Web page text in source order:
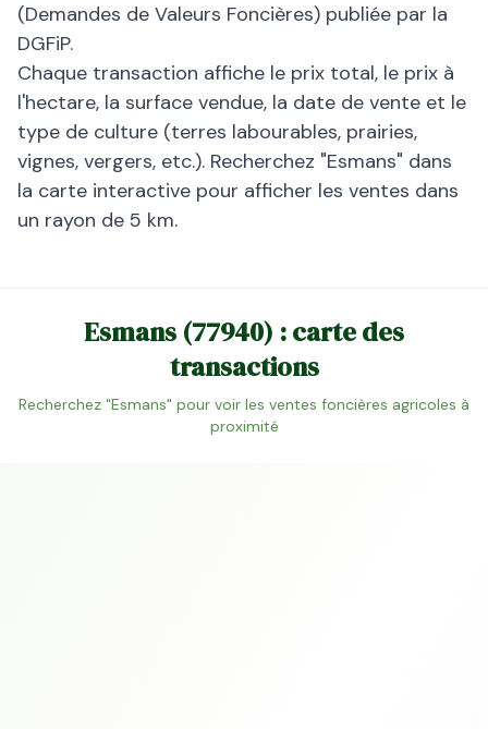
(Demandes de Valeurs Foncières) publiée par la
DGFiP.
Chaque transaction affiche le prix total, le prix à
l'hectare, la surface vendue, la date de vente et le
type de culture (terres labourables, prairies,
vignes, vergers, etc.). Recherchez "Esmans" dans
la carte interactive pour afficher les ventes dans
un rayon de 5 km.
Esmans (77940) : carte des
transactions
Recherchez "Esmans" pour voir les ventes foncières agricoles à
proximité